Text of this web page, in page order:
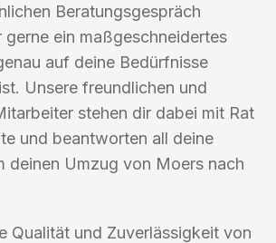
Beratungsgespräch
gerne ein maßgeschneidertes
auf deine Bedürfnisse
Unsere freundlichen und
stehen dir dabei mit Rat
und beantworten all deine
deinen Umzug von Moers nach
Qualität und Zuverlässigkeit von